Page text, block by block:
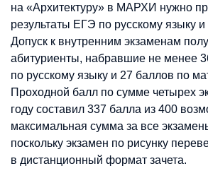
на «Архитектуру» в МАРХИ нужно
результаты ЕГЭ по русскому языку
Допуск к внутренним экзаменам
абитуриенты, набравшие не менее
по русскому языку и 27 баллов по
Проходной балл по сумме четырех
году составил 337 балла из 400
максимальная сумма за все
поскольку экзамен по рисунку
в дистанционный формат зачета.